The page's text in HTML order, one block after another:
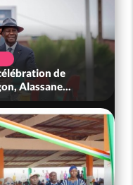
de
Alassane...